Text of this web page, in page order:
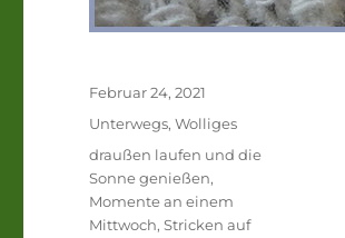
Veröffentlicht
am
Februar 24, 2021
Kategorien
Unterwegs,Wolliges
Schlagwörter
draußen laufen und die
Sonne genießen,
Momente an einem
Mittwoch,Stricken auf